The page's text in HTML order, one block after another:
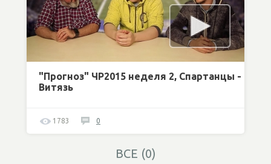
"Прогноз" ЧР2015 неделя 2, Спартанцы -
Витязь
1783 0
ВСЕ (0)